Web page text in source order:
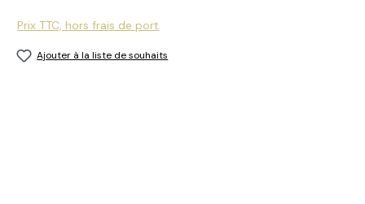
Prix TTC, hors frais de port
Ajouter à la liste de souhaits